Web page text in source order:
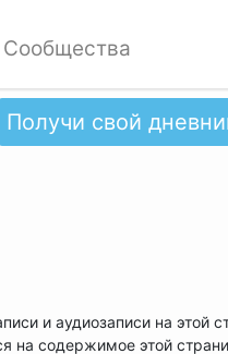
Сообщества
Получи свой
и аудиозаписи на этой
на содержимое этой